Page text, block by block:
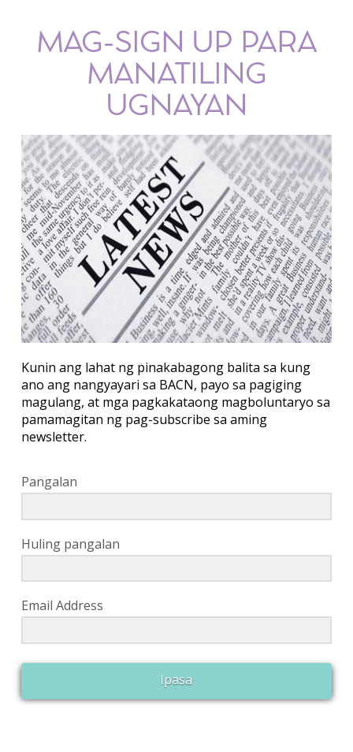
MAG-SIGN UP PARA
MANATILING
UGNAYAN
Kunin ang lahat ng pinakabagong balita sa kung
ano ang nangyayari sa BACN, payo sa pagiging
magulang, at mga pagkakataong magboluntaryo sa
pamamagitan ng pag-subscribe sa aming
newsletter.
Pangalan
Huling pangalan
Email Address
Ipasa